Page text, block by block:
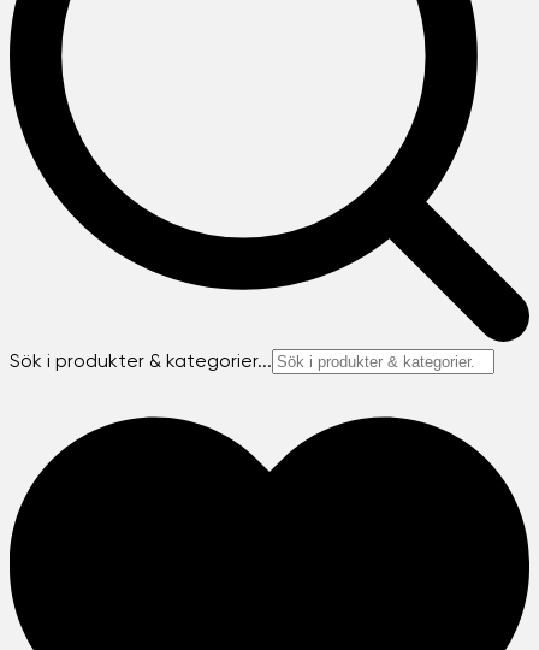
Sök i produkter & kategorier...